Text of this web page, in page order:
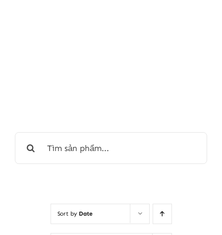
Search
Sort by Date